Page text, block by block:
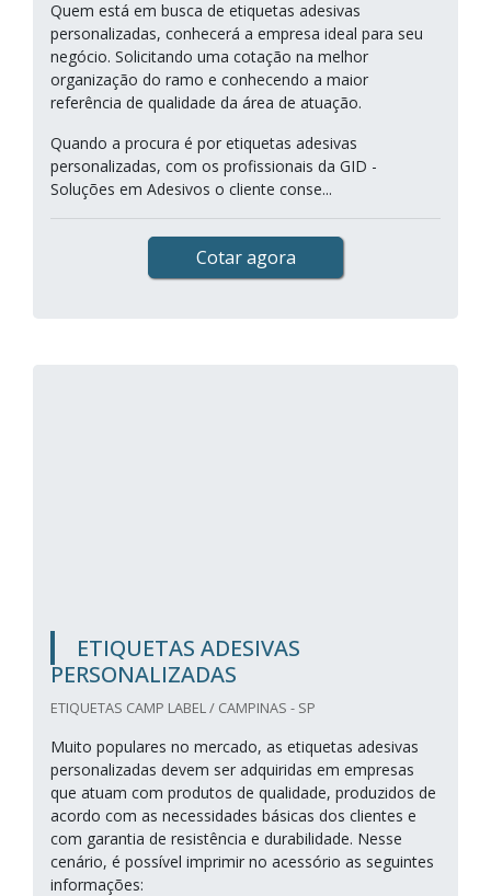
Quem está em busca de etiquetas adesivas
personalizadas, conhecerá a empresa ideal para seu
negócio. Solicitando uma cotação na melhor
organização do ramo e conhecendo a maior
referência de qualidade da área de atuação.
Quando a procura é por etiquetas adesivas
personalizadas, com os profissionais da GID -
Soluções em Adesivos o cliente conse...
Cotar agora
ETIQUETAS ADESIVAS
PERSONALIZADAS
ETIQUETAS CAMP LABEL / CAMPINAS - SP
Muito populares no mercado, as etiquetas adesivas
personalizadas devem ser adquiridas em empresas
que atuam com produtos de qualidade, produzidos de
acordo com as necessidades básicas dos clientes e
com garantia de resistência e durabilidade. Nesse
cenário, é possível imprimir no acessório as seguintes
informações: